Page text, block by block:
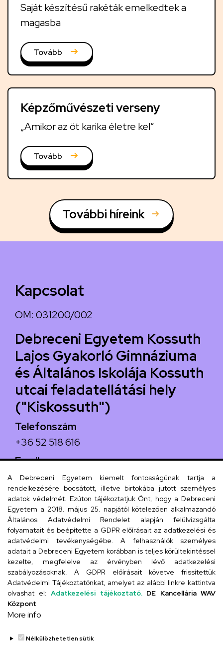
Saját készítésű rakéták emelkedtek a
magasba
Tovább
Képzőművészeti verseny
„Amikor az öt karika életre kel”
Tovább
További híreink
Kapcsolat
OM: 031200/002
Debreceni Egyetem Kossuth
Lajos Gyakorló Gimnáziuma
és Általános Iskolája Kossuth
utcai feladatellátási hely
("Kiskossuth")
Telefonszám
+36 52 518 616
Email
iskola@kossuth-alt.unideb.hu
Cím
4024 Debrecen, Kossuth utca 33.
Szervezeti telefonkönyv
UD telefonkönyv
A Debreceni Egyetem kiemelt fontosságúnak tartja a
rendelkezésére bocsátott, illetve birtokába jutott személyes
adatok védelmét. Ezúton tájékoztatjuk Önt, hogy a Debreceni
Egyetem a 2018. május 25. napjától kötelezően alkalmazandó
Általános Adatvédelmi Rendelet alapján felülvizsgálta
folyamatait és beépítette a GDPR előírásait az adatkezelési és
adatvédelmi tevékenységébe. A felhasználók személyes
adatait a Debreceni Egyetem korábban is teljes körültekintéssel
kezelte, megfelelve az érvényben lévő adatkezelési
szabályozásoknak. A GDPR előírásait követve frissítettük
Adatvédelmi Tájékoztatónkat, amelyet az alábbi linkre kattintva
olvashat el: Adatkezelési tájékoztató. DE Kancellária WAV
Központ
More info
Nélkülözhetetlen sütik